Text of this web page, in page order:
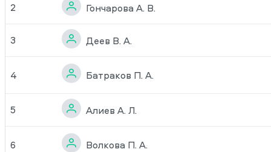
2 Гончарова А. В.
3 Деев В. А.
4 Батраков П. А.
5 Алиев А. Л.
6 Волкова П. А.